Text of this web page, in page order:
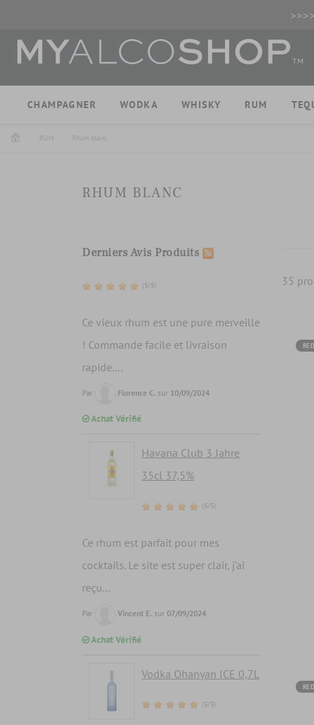
CHAMPAGNER WODKA WHISKY RUM
RUM Rhum blanc
RHUM BLANC
Derniers Avis Produits
(5/5)
Ce vieux rhum est une pure merveille
! Commande facile et livraison
rapide....
Par Florence C. sur 10/09/2024
Achat Vérifié
Havana Club 3 Jahre
35cl 37,5%
(5/5)
Ce rhum est parfait pour mes
cocktails. Le site est super clair, j'ai
reçu...
Par Vincent E. sur 07/09/2024
Achat Vérifié
Vodka Ohanyan ICE 0,7L
(5/5)
35